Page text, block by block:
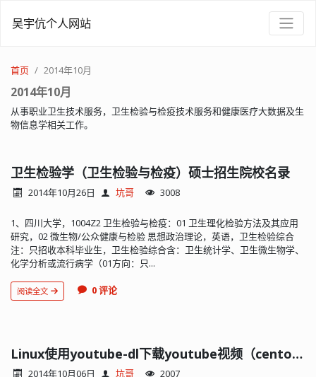
吴宇伉个人网站
首页 2014年10月
2014年10月
从事职业卫生技术服务，卫生检验与检疫技术服务和健康医疗大数据及生
物信息学相关工作。
卫生检验学（卫生检验与检疫）硕士招生院校名录
2014年10月26日 坑哥 3008
1、四川大学，1004Z2 卫生检验与检疫：01 卫生理化检验方法及其应用
研究，02 微生物/公众健康与检验 思想政治理论，英语，卫生检验综合
注：只招收本科毕业生，卫生检验综合含：卫生统计学、卫生微生物学、
化学分析或流行病学（01方向：只...
阅读全文 0 评论
Linux使用youtube-dl下载youtube视频（centos）
2014年10月06日 坑哥 2007